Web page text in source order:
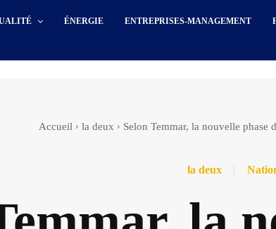
ÉNERGIE ENTREPRISES-MANAGEMENT
Accueil la deux Selon Temmar, la nouvelle phase
la deux